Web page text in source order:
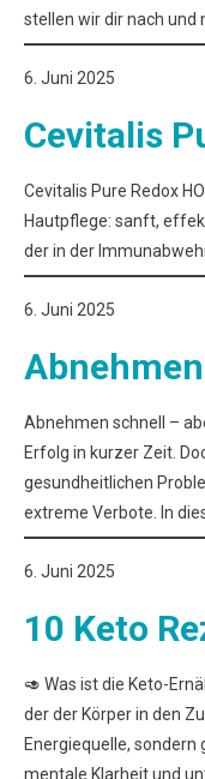
stellen wir dir nach und
6. Juni 2025
Cevitalis
Cevitalis Pure Redox
Hautpflege: sanft,
der in der
6. Juni 2025
Abnehmen schnell –
Erfolg in kurzer Zeit.
gesundheitlichen
extreme Verbote. In
6. Juni 2025
10 Keto
🥑 Was ist die Keto-
der der Körper in den
Energiequelle,
mentale Klarheit und